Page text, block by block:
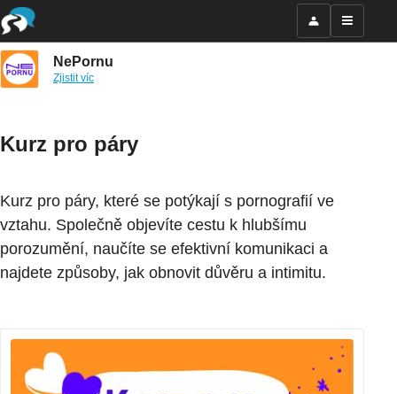
NePornu
Zjistit víc
Kurz pro páry
Kurz pro páry, které se potýkají s pornografií ve
vztahu. Společně objevíte cestu k hlubšímu
porozumění, naučíte se efektivní komunikaci a
najdete způsoby, jak obnovit důvěru a intimitu.